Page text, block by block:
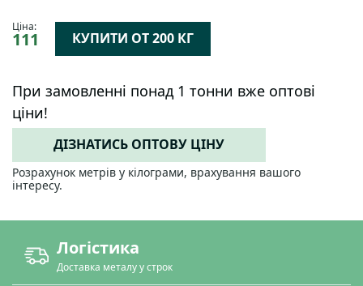
Ціна:
111 КУПИТИ ОТ 200 КГ
При замовленні понад 1 тонни вже оптові
ціни!
ДІЗНАТИСЬ ОПТОВУ ЦІНУ
Розрахунок метрів у кілограми, врахування вашого
інтересу.
Логістика
Доставка металу у строк